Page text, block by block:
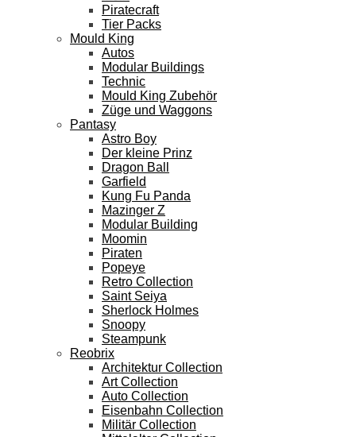
Piratecraft
Tier Packs
Mould King
Autos
Modular Buildings
Technic
Mould King Zubehör
Züge und Waggons
Pantasy
Astro Boy
Der kleine Prinz
Dragon Ball
Garfield
Kung Fu Panda
Mazinger Z
Modular Building
Moomin
Piraten
Popeye
Retro Collection
Saint Seiya
Sherlock Holmes
Snoopy
Steampunk
Reobrix
Architektur Collection
Art Collection
Auto Collection
Eisenbahn Collection
Militär Collection